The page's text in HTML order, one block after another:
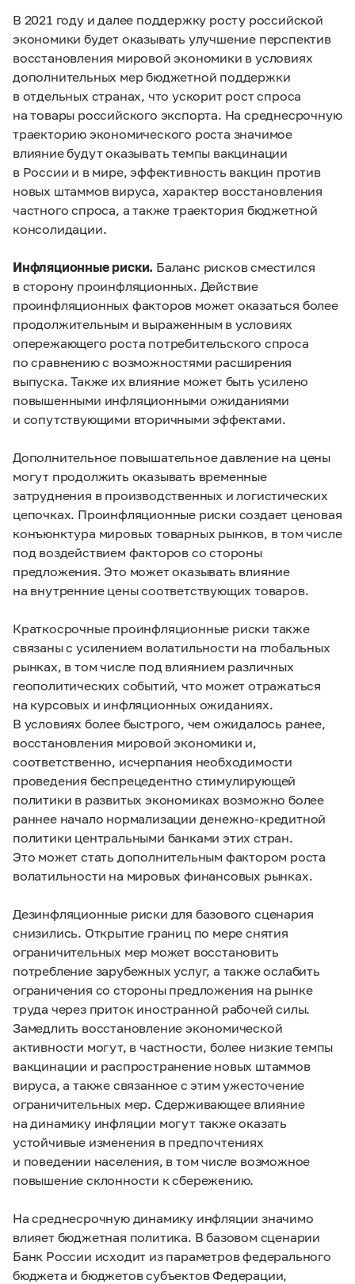
В 2021 году и далее поддержку росту российской
экономики будет оказывать улучшение перспектив
восстановления мировой экономики в условиях
дополнительных мер бюджетной поддержки
в отдельных странах, что ускорит рост спроса
на товары российского экспорта. На среднесрочную
траекторию экономического роста значимое
влияние будут оказывать темпы вакцинации
в России и в мире, эффективность вакцин против
новых штаммов вируса, характер восстановления
частного спроса, а также траектория бюджетной
консолидации.
Инфляционные риски. Баланс рисков сместился
в сторону проинфляционных. Действие
проинфляционных факторов может оказаться более
продолжительным и выраженным в условиях
опережающего роста потребительского спроса
по сравнению с возможностями расширения
выпуска. Также их влияние может быть усилено
повышенными инфляционными ожиданиями
и сопутствующими вторичными эффектами.
Дополнительное повышательное давление на цены
могут продолжить оказывать временные
затруднения в производственных и логистических
цепочках. Проинфляционные риски создает ценовая
конъюнктура мировых товарных рынков, в том числе
под воздействием факторов со стороны
предложения. Это может оказывать влияние
на внутренние цены соответствующих товаров.
Краткосрочные проинфляционные риски также
связаны с усилением волатильности на глобальных
рынках, в том числе под влиянием различных
геополитических событий, что может отражаться
на курсовых и инфляционных ожиданиях.
В условиях более быстрого, чем ожидалось ранее,
восстановления мировой экономики и,
соответственно, исчерпания необходимости
проведения беспрецедентно стимулирующей
политики в развитых экономиках возможно более
раннее начало нормализации денежно-кредитной
политики центральными банками этих стран.
Это может стать дополнительным фактором роста
волатильности на мировых финансовых рынках.
Дезинфляционные риски для базового сценария
снизились. Открытие границ по мере снятия
ограничительных мер может восстановить
потребление зарубежных услуг, а также ослабить
ограничения со стороны предложения на рынке
труда через приток иностранной рабочей силы.
Замедлить восстановление экономической
активности могут, в частности, более низкие темпы
вакцинации и распространение новых штаммов
вируса, а также связанное с этим ужесточение
ограничительных мер. Сдерживающее влияние
на динамику инфляции могут также оказать
устойчивые изменения в предпочтениях
и поведении населения, в том числе возможное
повышение склонности к сбережению.
На среднесрочную динамику инфляции значимо
влияет бюджетная политика. В базовом сценарии
Банк России исходит из параметров федерального
бюджета и бюджетов субъектов Федерации,